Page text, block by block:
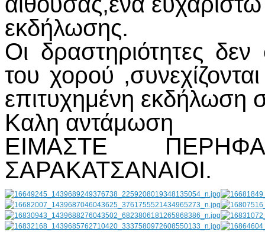
εκδήλωσης.
Οι δραστηριότητες
του χορού
επιτυχημένη εκδήλωση
Καλη αντάμωση
ΕΙΜΑΣΤΕ
ΣΑΡΑΚΑΤΣΑΝΑΙΟΙ.